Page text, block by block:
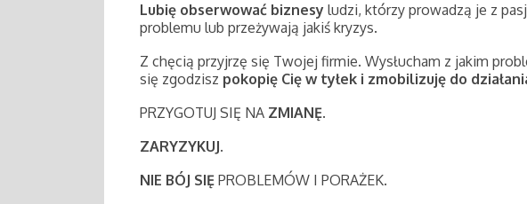
Lubię obserwować biznesy ludzi, którzy prowadzą je z
problemu lub przeżywają jakiś kryzys.
Z chęcią przyjrzę się Twojej firmie. Wysłucham z jakim
się zgodzisz pokopię Cię w tyłek i zmobilizuję do
PRZYGOTUJ SIĘ NA ZMIANĘ.
ZARYZYKUJ.
NIE BÓJ SIĘ PROBLEMÓW I PORAŻEK.